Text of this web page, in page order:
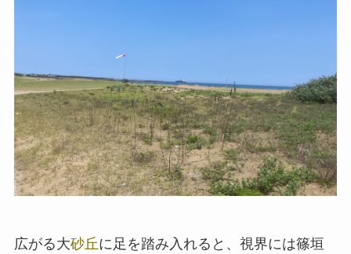
広がる大砂丘に足を踏み入れると、視界には篠垣